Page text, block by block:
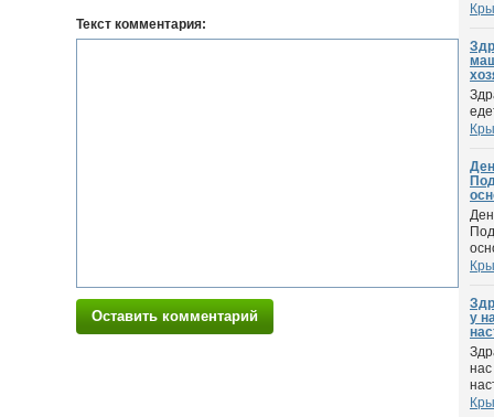
Текст комментария:
Оставить комментарий
у